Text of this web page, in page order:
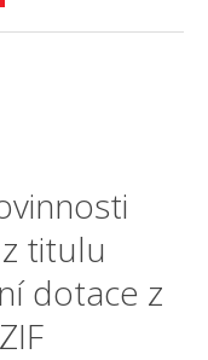
titulu
dotace z